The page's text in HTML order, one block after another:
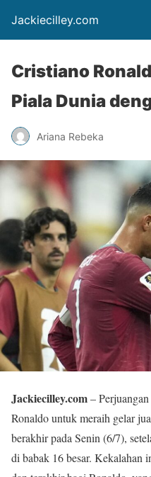
Jackiecilley.com
Cristiano
Piala Dunia
Ariana Rebeka
Jackiecilley.com–
Ronaldo untuk meraih gelar
berakhir pada Senin (6/7),
di babak 16 besar. Kekalahan